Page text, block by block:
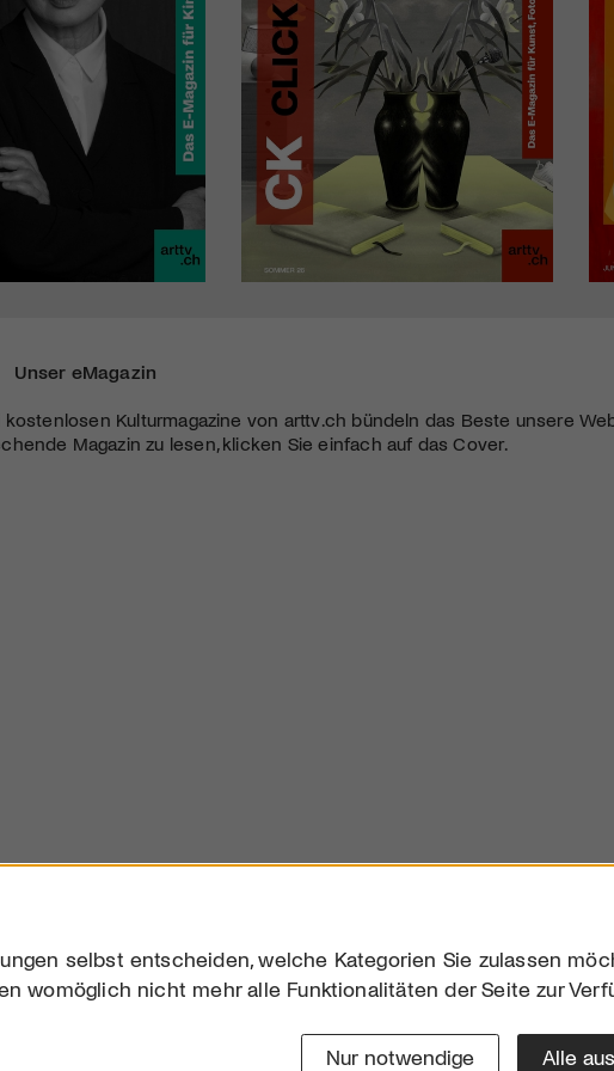
Unser eMagazin
kostenlosen Kulturmagazine von arttv.ch bündeln das Beste unsere
Magazin zu lesen, klicken Sie einfach auf das Cover.
Downloads
selbst entscheiden, welche Kategorien Sie zulassen
womöglich nicht mehr alle Funktionalitäten der Seite zur
Nur notwendige Alle